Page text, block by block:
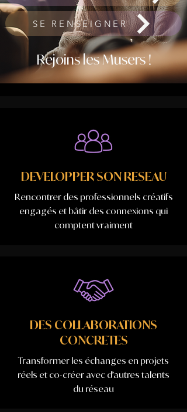
SE RENSEIGNER
Rejoins les Musers !
DEVELOPPER SON RESEAU
Rencontrer des professionnels créatifs
engagés et bâtir des connexions qui
comptent vraiment
DES COLLABORATIONS
CONCRETES
Transformer les échanges en projets
réels et co-créer avec d’autres talents
du réseau